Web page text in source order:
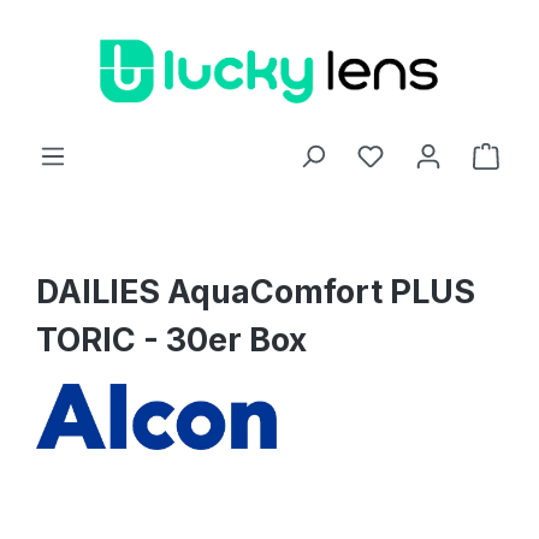
DAILIES AquaComfort PLUS
TORIC - 30er Box